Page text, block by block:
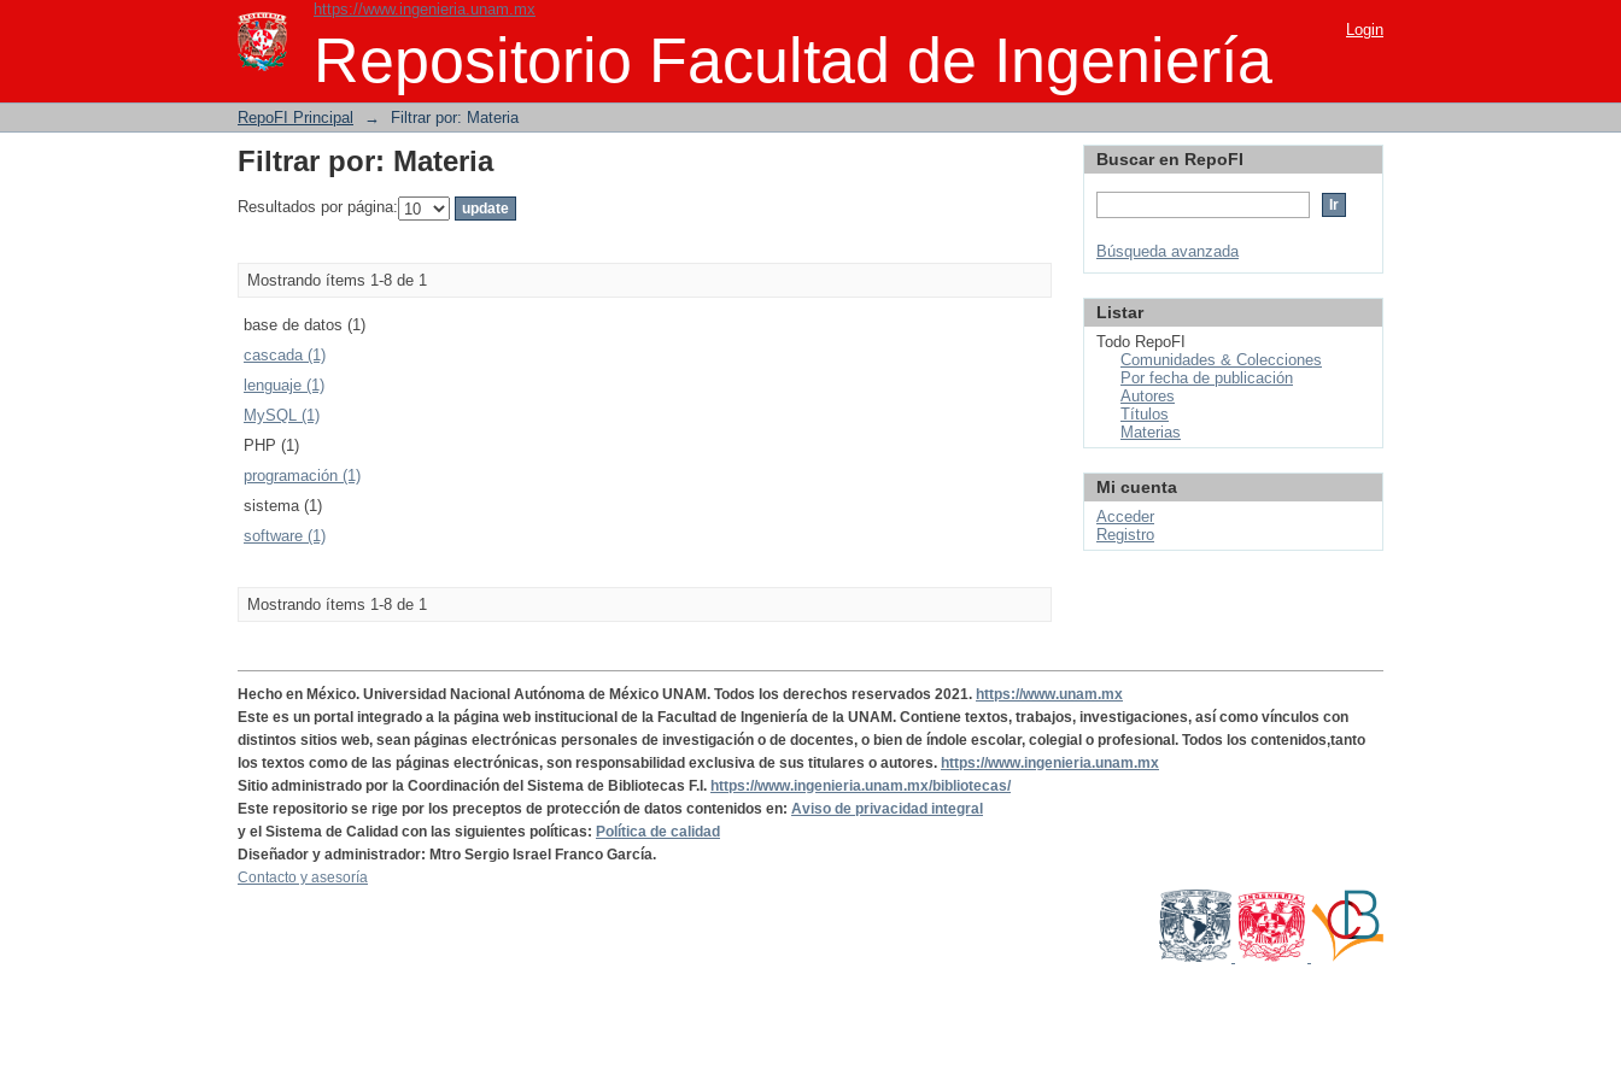
https://www.ingenieria.unam.mx
Repositorio Facultad de Ingeniería
Filtrar por: Materia Login
RepoFI Principal → Filtrar por: Materia
Filtrar por: Materia
Resultados por página:
Mostrando ítems 1-8 de 1
base de datos (1)
cascada (1)
lenguaje (1)
MySQL (1)
PHP (1)
programación (1)
sistema (1)
software (1)
Mostrando ítems 1-8 de 1
Buscar en RepoFI
Búsqueda avanzada
Listar
Todo RepoFI
Comunidades & Colecciones
Por fecha de publicación
Autores
Títulos
Materias
Mi cuenta
Acceder
Registro
Hecho en México. Universidad Nacional Autónoma de México UNAM. Todos los derechos reservados 2021. https://www.unam.mx
Este es un portal integrado a la página web institucional de la Facultad de Ingeniería de la UNAM. Contiene textos, trabajos, investigaciones, así como vínculos con
distintos sitios web, sean páginas electrónicas personales de investigación o de docentes, o bien de índole escolar, colegial o profesional. Todos los contenidos,tanto
los textos como de las páginas electrónicas, son responsabilidad exclusiva de sus titulares o autores. https://www.ingenieria.unam.mx
Sitio administrado por la Coordinación del Sistema de Bibliotecas F.I. https://www.ingenieria.unam.mx/bibliotecas/
Este repositorio se rige por los preceptos de protección de datos contenidos en: Aviso de privacidad integral
y el Sistema de Calidad con las siguientes políticas: Política de calidad
Diseñador y administrador: Mtro Sergio Israel Franco García.
Contacto y asesoría